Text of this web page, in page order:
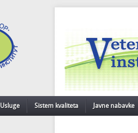
Usluge Sistem kvaliteta Javne nabavke